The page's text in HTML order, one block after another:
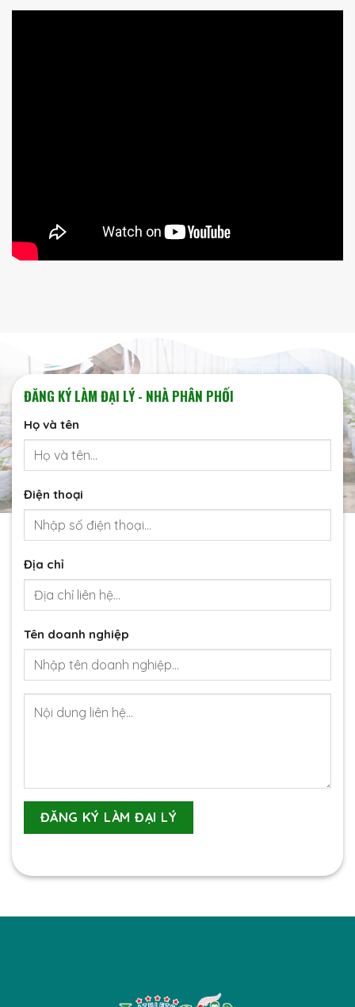
ĐĂNG KÝ LÀM ĐẠI LÝ - NHÀ PHÂN PHỐI
Họ và tên
Điện thoại
Địa chỉ
Tên doanh nghiệp